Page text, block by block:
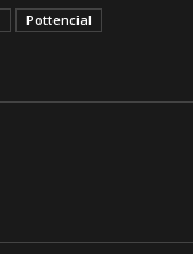
Pottencial